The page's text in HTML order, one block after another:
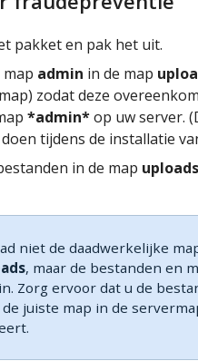
pakket en pak het uit.
admin in de map
zodat deze
*admin*op uw server.
tijdens de installatie
in de map uploads
niet de daadwerkelijke
, maar de bestanden en
Zorg ervoor dat u de
de juiste map in de